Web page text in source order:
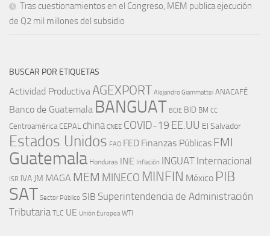
Tras cuestionamientos en el Congreso, MEM publica ejecución
de Q2 mil millones del subsidio
BUSCAR POR ETIQUETAS
Actividad ProductivaAGEXPORT Alejandro Giammattei ANACAFÉ
Banco de Guatemala BANGUAT BCIE BID BM CC
Centroamérica CEPAL china CNEE COVID-19 EE.UU El Salvador
Estados Unidos FAO FED Finanzas Públicas FMI
Guatemala Honduras INE Inflación INGUAT Internacional
ISR IVA JM MAGA MEM MINECO MINFIN México PIB
SAT Sector Público SIB Superintendencia de Administración
Tributaria TLC UE Unión Europea WTI